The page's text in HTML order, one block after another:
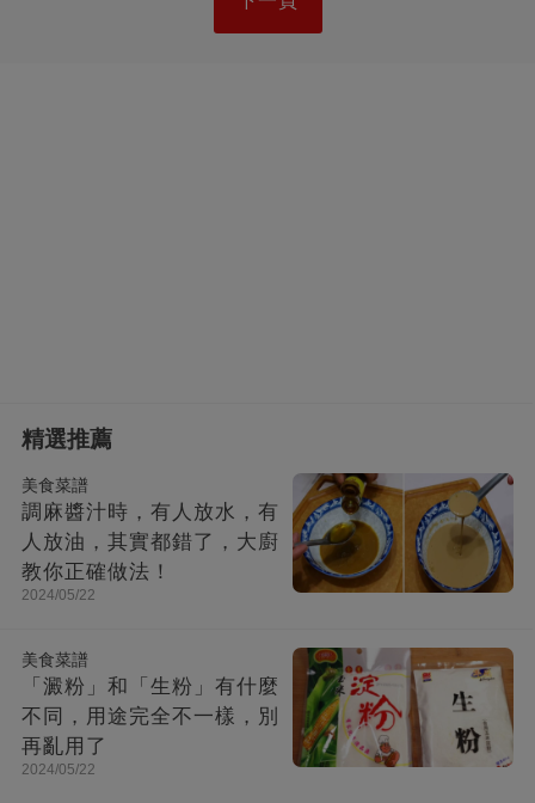
精選推薦
美食菜譜
調麻醬汁時，有人放水，有
人放油，其實都錯了，大廚
教你正確做法！
2024/05/22
美食菜譜
「澱粉」和「生粉」有什麼
不同，用途完全不一樣，別
再亂用了
2024/05/22